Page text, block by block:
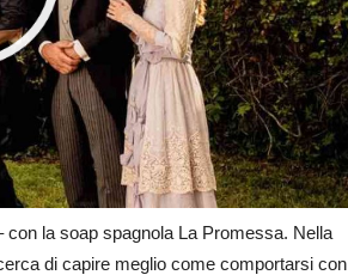
con la soap spagnola La Promessa. Nella
di capire meglio come comportarsi con